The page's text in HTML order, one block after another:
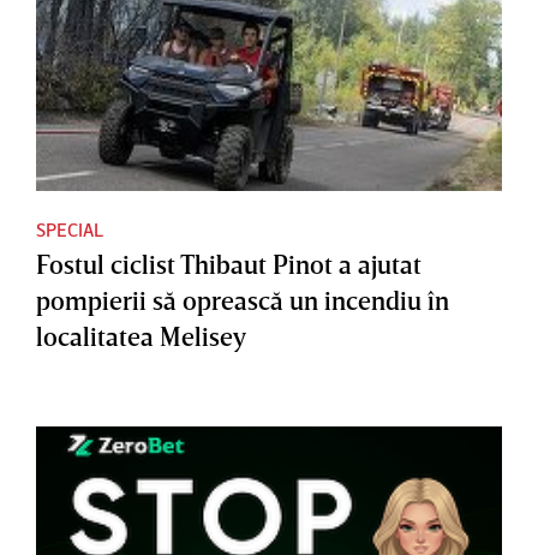
SPECIAL
Fostul ciclist Thibaut Pinot a ajutat
pompierii să oprească un incendiu în
localitatea Melisey